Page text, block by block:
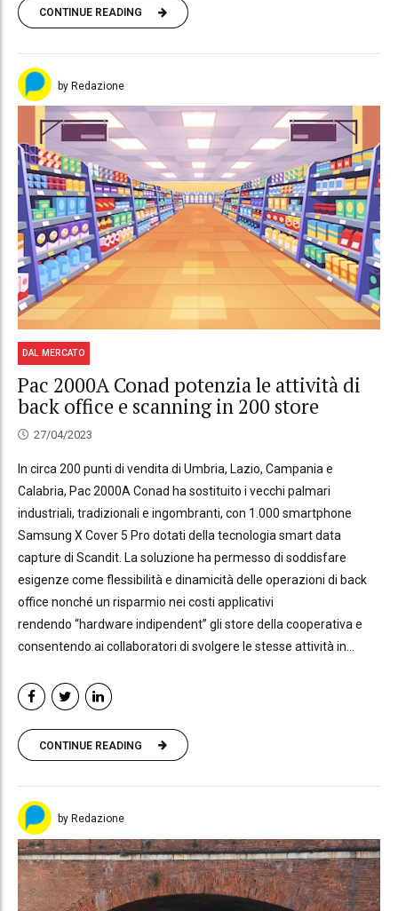
CONTINUE READING
by Redazione
DAL MERCATO
Pac 2000A Conad potenzia le attività di
back office e scanning in 200 store
27/04/2023
In circa 200 punti di vendita di Umbria, Lazio, Campania e
Calabria, Pac 2000A Conad ha sostituito i vecchi palmari
industriali, tradizionali e ingombranti, con 1.000 smartphone
Samsung X Cover 5 Pro dotati della tecnologia smart data
capture di Scandit. La soluzione ha permesso di soddisfare
esigenze come flessibilità e dinamicità delle operazioni di back
office nonché un risparmio nei costi applicativi
rendendo “hardware indipendent” gli store della cooperativa e
consentendo ai collaboratori di svolgere le stesse attività in...
CONTINUE READING
by Redazione